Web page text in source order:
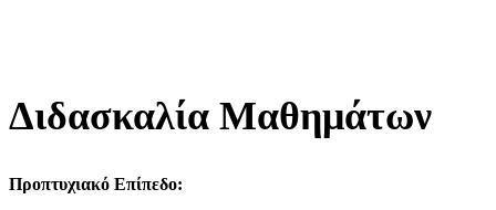
Διδασκαλία Μαθημάτων
Προπτυχιακό Επίπεδο: